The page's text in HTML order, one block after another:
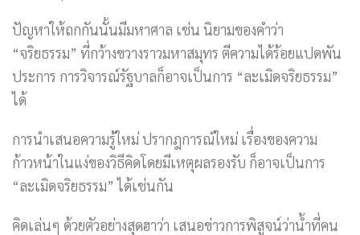
ปัญหาให้ถกกันนั้นมีมหาศาล เช่น นิยามของคำว่า
“จริยธรรม” ที่กว้างขวางราวมหาสมุทร ตีความได้ร้อยแปดพัน
ประการ การวิจารณ์รัฐบาลก็อาจเป็นการ “ละเมิดจริยธรรม”
ได้
การนำเสนอความรู้ใหม่ ปรากฎการณ์ใหม่ เรื่องของความ
ก้าวหน้าในแง่ของวิธีคิดโดยมีเหตุผลรองรับ ก็อาจเป็นการ
“ละเมิดจริยธรรม” ได้เช่นกัน
คิดเล่นๆ ด้วยตัวอย่างสุดฮาว่า เสนอข่าวการพิสูจน์ว่าน้ำที่คน